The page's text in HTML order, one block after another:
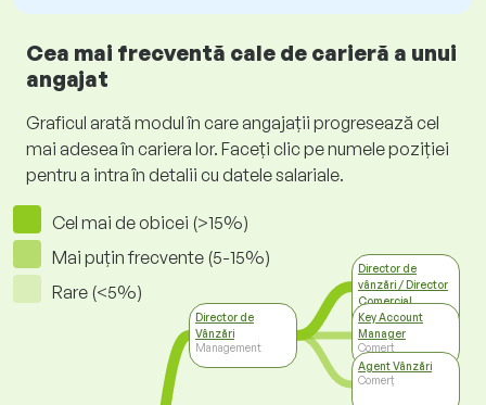
Cea mai frecventă cale de carieră a unui
angajat
Graficul arată modul în care angajații progresează cel
mai adesea în cariera lor. Faceți clic pe numele poziției
pentru a intra în detalii cu datele salariale.
Cel mai de obicei (>15%)
Mai puțin frecvente (5-15%)
Rare (<5%)
Director de
Vânzări
Management
Director de
vânzări / Director
Comercial
Conducere
(management) de
nivel superior
Key Account
Manager
Comerț
Agent Vânzări
Comerț